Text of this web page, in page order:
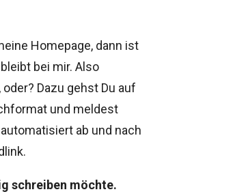
Homepage, dann ist
bei mir. Also
Dazu gehst Du auf
und meldest
ab und nach
schreiben möchte.